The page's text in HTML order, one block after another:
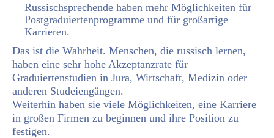
Russischsprechende haben mehr Möglichkeiten für
Postgraduiertenprogramme und für großartige
Karrieren.
Das ist die Wahrheit. Menschen, die russisch lernen,
haben eine sehr hohe Akzeptanzrate für
Graduiertenstudien in Jura, Wirtschaft, Medizin oder
anderen Studeiengängen.
Weiterhin haben sie viele Möglichkeiten, eine Karriere
in großen Firmen zu beginnen und ihre Position zu
festigen.